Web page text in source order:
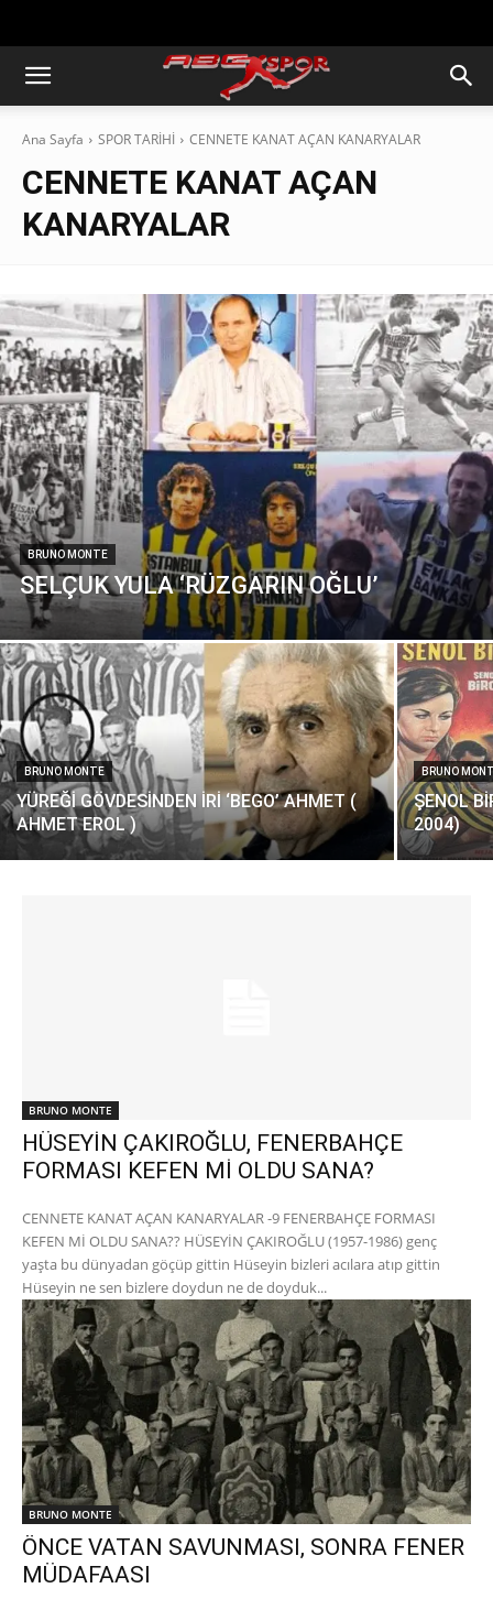
Ana Sayfa SPOR TARİHİ CENNETE KANAT AÇAN KANARYALAR
CENNETE KANAT AÇAN
KANARYALAR
BRUNO MONTE
SELÇUK YULA ‘RÜZGARIN OĞLU’
BRUNO MONTE
YÜREĞİ GÖVDESİNDEN İRİ ‘BEGO’ AHMET (
AHMET EROL )
BRUNO
ŞENOL
2004)
BRUNO MONTE
HÜSEYİN ÇAKIROĞLU, FENERBAHÇE
FORMASI KEFEN Mİ OLDU SANA?
CENNETE KANAT AÇAN KANARYALAR -9 FENERBAHÇE FORMASI
KEFEN Mİ OLDU SANA?? HÜSEYİN ÇAKIROĞLU (1957-1986) genç
yaşta bu dünyadan göçüp gittin Hüseyin bizleri acılara atıp gittin
Hüseyin ne sen bizlere doydun ne de doyduk...
BRUNO MONTE
ÖNCE VATAN SAVUNMASI, SONRA FENER
MÜDAFAASI